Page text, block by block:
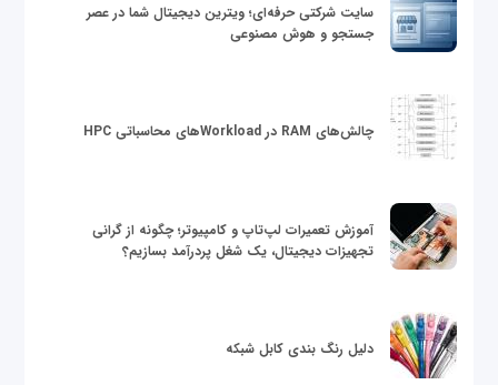
سایت شرکتی حرفه‌ای؛ ویترین دیجیتال شما در عصر
جستجو و هوش مصنوعی
چالش‌های RAM در Workloadهای محاسباتی HPC
آموزش تعمیرات لپ‌تاپ و کامپیوتر؛ چگونه از گرانی
تجهیزات دیجیتال، یک شغل پردرآمد بسازیم؟
دلیل رنگ بندی کابل شبکه